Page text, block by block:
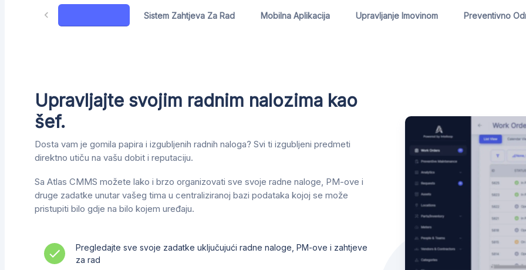
Sistem Zahtjeva Za Rad Mobilna Aplikacija Upravljanje Imovinom Preventivno
Upravljajte svojim radnim nalozima kao
šef.
Dosta vam je gomila papira i izgubljenih radnih naloga? Svi ti izgubljeni predmeti
direktno utiču na vašu dobit i reputaciju.
Sa Atlas CMMS možete lako i brzo organizovati sve svoje radne naloge, PM-ove i
druge zadatke unutar vašeg tima u centraliziranoj bazi podataka kojoj se može
pristupiti bilo gdje na bilo kojem uređaju.
Pregledajte sve svoje zadatke uključujući radne naloge, PM-ove i zahtjeve
za rad